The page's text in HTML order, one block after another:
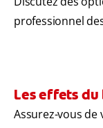
professionnel
Les effets
Assurez-vous de